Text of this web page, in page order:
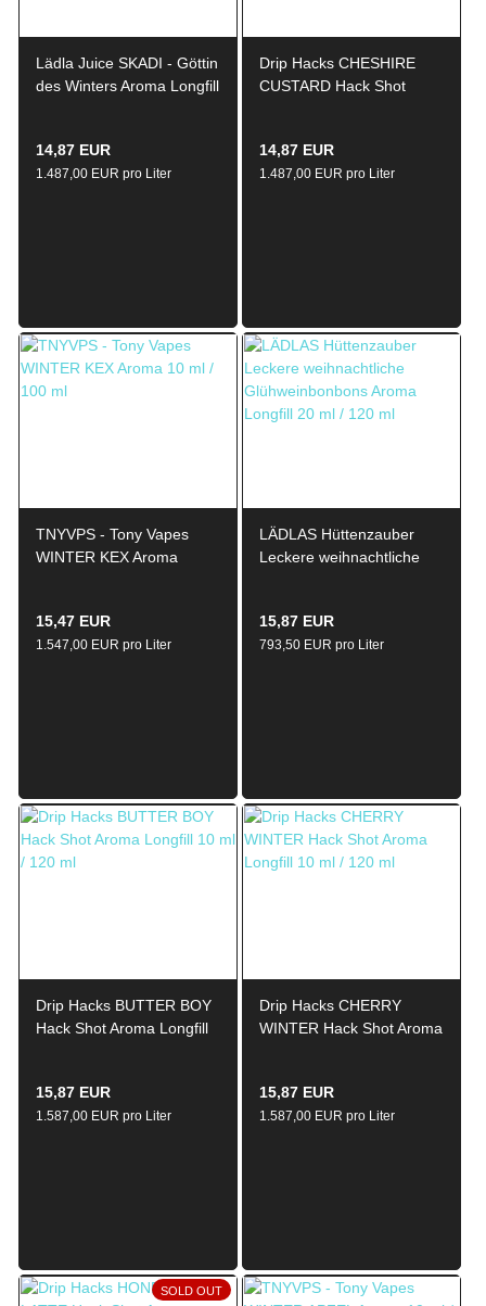
Lädla Juice SKADI - Göttin
des Winters Aroma Longfill
14,87 EUR
1.487,00 EUR pro Liter
Drip Hacks CHESHIRE
CUSTARD Hack Shot
14,87 EUR
1.487,00 EUR pro Liter
TNYVPS - Tony Vapes
WINTER KEX Aroma
15,47 EUR
1.547,00 EUR pro Liter
LÄDLAS Hüttenzauber
Leckere weihnachtliche
15,87 EUR
793,50 EUR pro Liter
Drip Hacks BUTTER BOY
Hack Shot Aroma Longfill
15,87 EUR
1.587,00 EUR pro Liter
Drip Hacks CHERRY
WINTER Hack Shot Aroma
15,87 EUR
1.587,00 EUR pro Liter
SOLD OUT